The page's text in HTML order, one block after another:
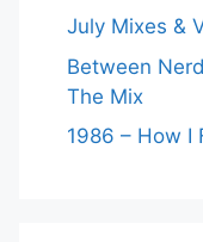
July Mixes &
Between
The Mix
1986 – How I